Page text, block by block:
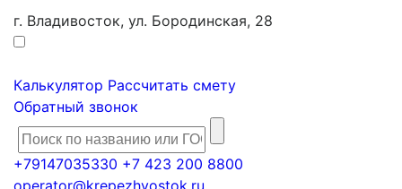
г. Владивосток, ул. Бородинская, 28
Калькулятор Рассчитать смету
Обратный звонок
+79147035330 +7 423 200 8800
operator@krepezhvostok.ru